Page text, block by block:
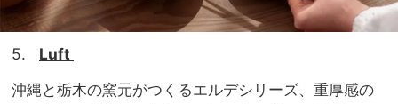
5. Luft
沖縄と栃木の窯元がつくるエルデシリーズ、重厚感の